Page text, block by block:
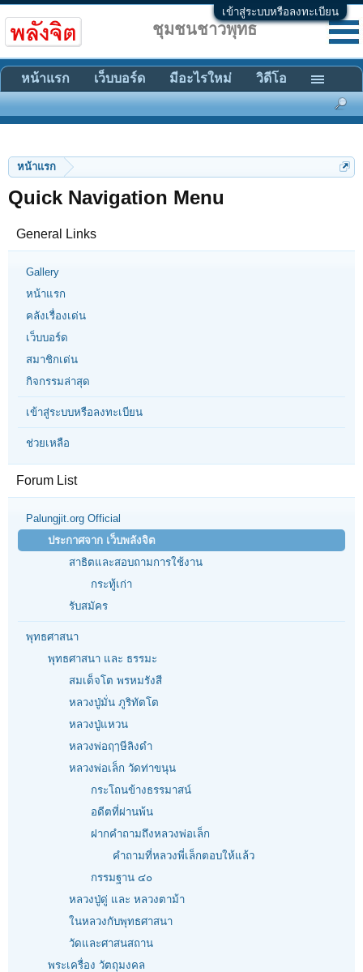
เข้าสู่ระบบหรือลงทะเบียน
หน้าแรก
Quick Navigation Menu
General Links
Gallery
หน้าแรก
คลังเรื่องเด่น
เว็บบอร์ด
สมาชิกเด่น
กิจกรรมล่าสุด
เข้าสู่ระบบหรือลงทะเบียน
ช่วยเหลือ
Forum List
Palungjit.org Official
ประกาศจาก เว็บพลังจิต
สาธิตและสอบถามการใช้งาน
กระทู้เก่า
รับสมัคร
พุทธศาสนา
พุทธศาสนา และ ธรรมะ
สมเด็จโต พรหมรังสี
หลวงปู่มั่น ภูริทัตโต
หลวงปู่แหวน
หลวงพ่อฤๅษีลิงดำ
หลวงพ่อเล็ก วัดท่าขนุน
กระโถนข้างธรรมาสน์
อดีตที่ผ่านพ้น
ฝากคำถามถึงหลวงพ่อเล็ก
คำถามที่หลวงพี่เล็กตอบให้แล้ว
กรรมฐาน ๔๐
หลวงปู่ดู่ และ หลวงตาม้า
ในหลวงกับพุทธศาสนา
วัดและศาสนสถาน
พระเครื่อง วัตถุมงคล
ชุมชนชาวพุทธ
หน้าแรก เว็บบอร์ด มีอะไรใหม่ วิดีโอ